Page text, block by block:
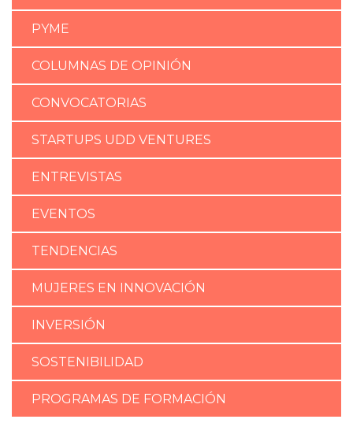
PYME
COLUMNAS DE OPINIÓN
CONVOCATORIAS
STARTUPS UDD VENTURES
ENTREVISTAS
EVENTOS
TENDENCIAS
MUJERES EN INNOVACIÓN
INVERSIÓN
SOSTENIBILIDAD
PROGRAMAS DE FORMACIÓN